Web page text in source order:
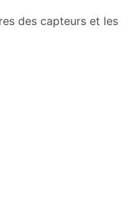
des capteurs et les